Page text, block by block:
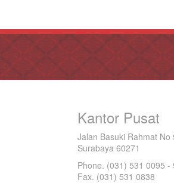
Kantor Pusat
Jalan Basuki Rahmat No
Surabaya 60271
Phone. (031) 531 0095 -
Fax. (031) 531 0838